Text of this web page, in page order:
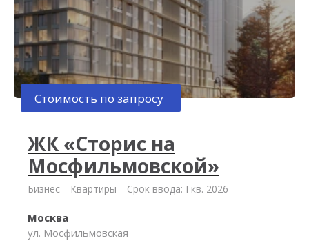
Стоимость по запросу
ЖК «Сторис на
Мосфильмовской»
Бизнес Квартиры Срок ввода: I кв. 2026
Москва
ул. Мосфильмовская